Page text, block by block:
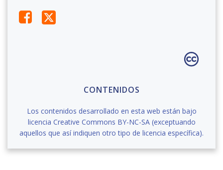
CONTENIDOS
Los contenidos desarrollado en esta web están bajo
licencia Creative Commons BY-NC-SA (exceptuando
aquellos que así indiquen otro tipo de licencia específica).